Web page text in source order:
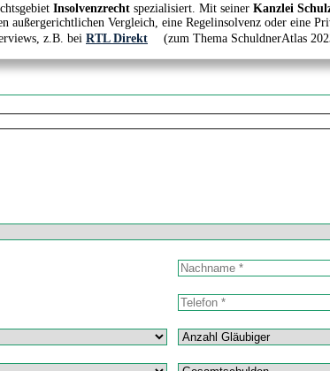
Insolvenzrecht spezialisiert. Mit seiner Kanzlei
außergerichtlichen Vergleich, eine Regelinsolvenz oder
z.B. bei RTL Direkt (zum Thema SchuldnerAtlas
Nachname
Telefonnummer
Anzahl Gläubiger
Gesamtschulden